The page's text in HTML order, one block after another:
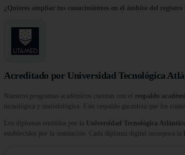
¿Quieres ampliar tus conocimientos en el ámbito del
Acreditado por Universidad Tecnológica
Nuestros programas académicos cuentan con el respaldo
tecnológica y metodológica. Este respaldo garantiza que los
Los diplomas emitidos por la Universidad Tecnológica
establecidos por la institución. Cada diploma digital incorpora la